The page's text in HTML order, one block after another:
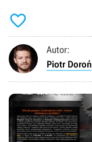

Autor:
Piotr Doroń